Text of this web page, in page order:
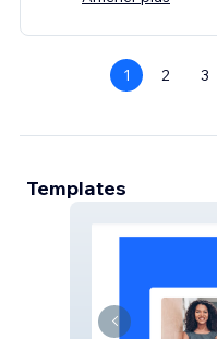
1 2 3
Templates